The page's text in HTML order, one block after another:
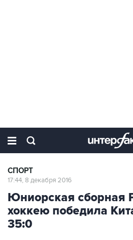
СПОРТ
17:44, 8 декабря 2016
Юниорская сборная
хоккею победила
35:0